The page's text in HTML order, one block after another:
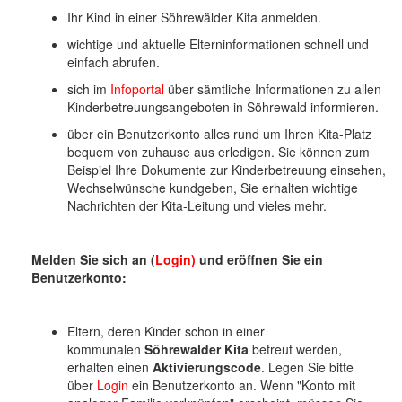
Ihr Kind in einer Söhrewälder Kita anmelden.
wichtige und aktuelle Elterninformationen schnell und
einfach abrufen.
sich im Infoportal über sämtliche Informationen zu allen
Kinderbetreuungsangeboten in Söhrewald informieren.
über ein Benutzerkonto alles rund um Ihren Kita-Platz
bequem von zuhause aus erledigen. Sie können zum
Beispiel Ihre Dokumente zur Kinderbetreuung einsehen,
Wechselwünsche kundgeben, Sie erhalten wichtige
Nachrichten der Kita-Leitung und vieles mehr.
Melden Sie sich an (Login) und eröffnen Sie ein
Benutzerkonto:
Eltern, deren Kinder schon in einer
kommunalen Söhrewalder Kita betreut werden,
erhalten einen Aktivierungscode. Legen Sie bitte
über Login ein Benutzerkonto an. Wenn "Konto mit